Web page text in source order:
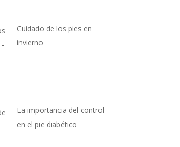
Cuidado de los pies en
invierno
La importancia del control
en el pie diabético